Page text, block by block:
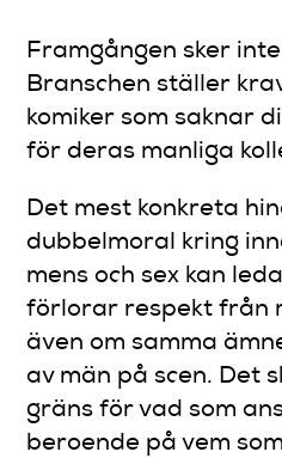
Framgången sker
Branschen ställer
komiker som saknar
för deras manliga
Det mest konkreta
dubbelmoral kring
mens och sex kan
förlorar respekt från
även om samma
av män på scen. Det
gräns för vad som
beroende på vem